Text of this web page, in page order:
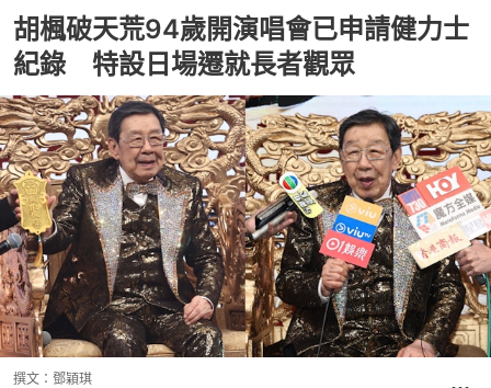
胡楓破天荒94歲開演唱會已申請健力士
紀錄 特設日場遷就長者觀眾
撰文： 鄧穎琪